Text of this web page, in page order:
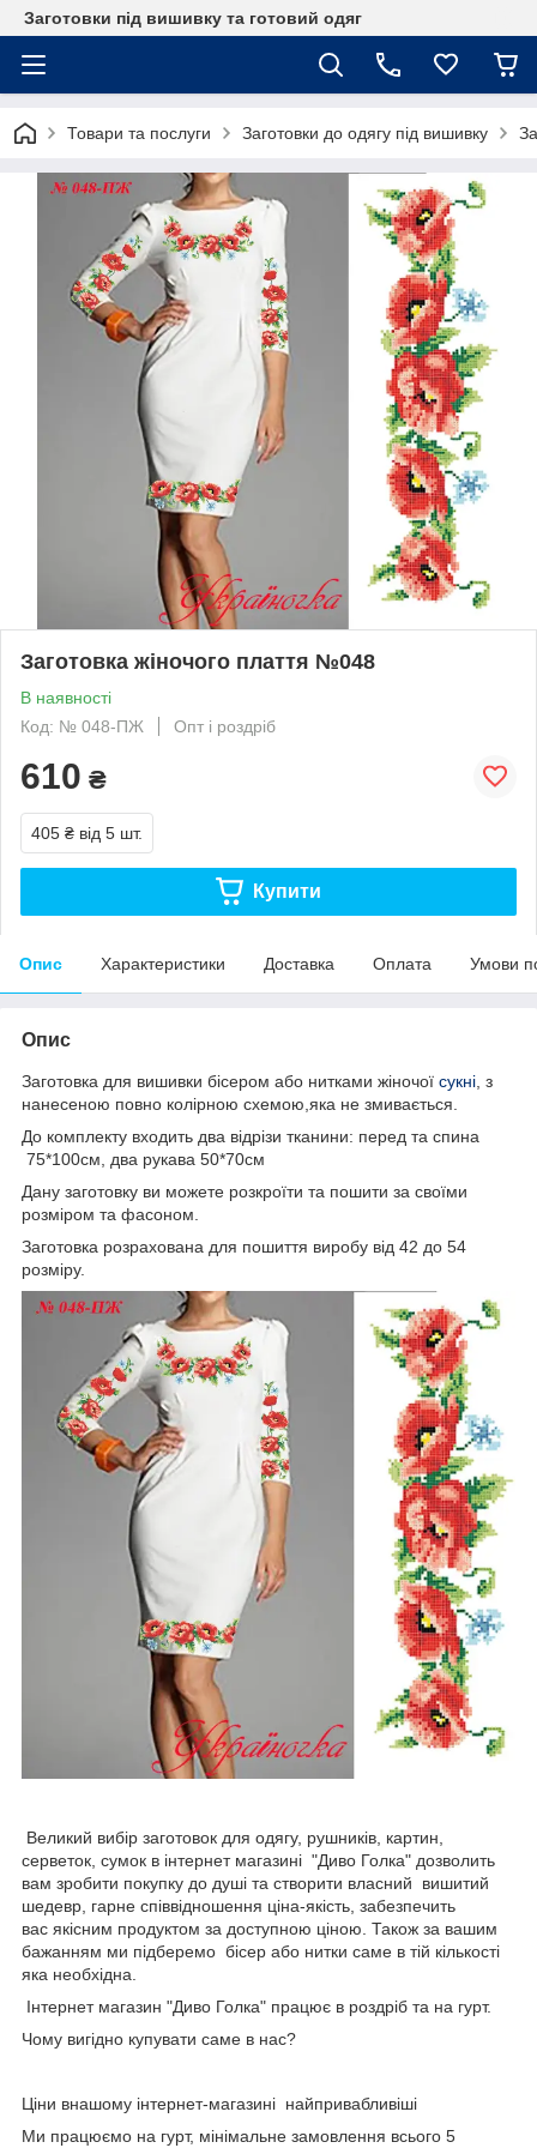
Заготовки під вишивку та готовий одяг
Товари та послуги Заготовки до одягу під вишивку
Заготовка жіночого плаття №048
В наявності
Код: № 048-ПЖ
Опт і роздріб
610 ₴
405 ₴ від 5 шт.
Купити
Опис Характеристики Доставка Оплата Умови
Опис
Заготовка для вишивки бісером або нитками жіночої сукні , з
нанесеною повно колірною схемою,яка не змивається.
До комплекту входить два відрізи тканини: перед та спина
75*100см, два рукава 50*70см
Дану заготовку ви можете розкроїти та пошити за своїми
розміром та фасоном.
Заготовка розрахована для пошиття виробу від 42 до 54
розміру.
Великий вибір заготовок для одягу, рушників, картин,
серветок, сумок в інтернет магазині "Диво Голка" дозволить
вам зробити покупку до душі та створити власний вишитий
шедевр, гарне співвідношення ціна-якість, забезпечить
вас якісним продуктом за доступною ціною. Також за вашим
бажанням ми підберемо бісер або нитки саме в тій кількості
яка необхідна.
Інтернет магазин "Диво Голка" працює в роздріб та на гурт.
Чому вигідно купувати саме в нас?
Ціни внашому інтернет-магазині найпривабливіші
Ми працюємо на гурт, мінімальне замовлення всього 5